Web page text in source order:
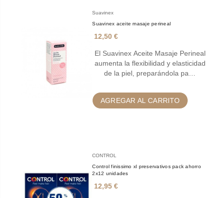
Suavinex
Suavinex aceite masaje perineal
12,50 €
El Suavinex Aceite Masaje Perineal
aumenta la flexibilidad y elasticidad
de la piel, preparándola pa…
AGREGAR AL CARRITO
CONTROL
Control finissimo xl preservativos pack ahorro
2x12 unidades
12,95 €